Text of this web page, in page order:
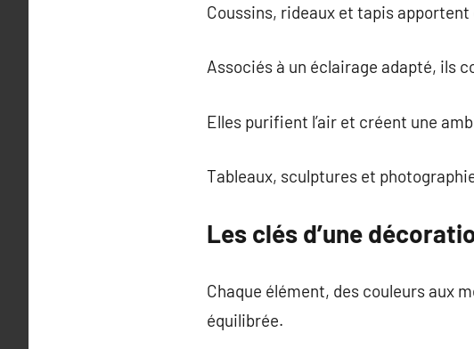
Coussins, rideaux et tapis
Associés à un éclairage adapté, ils
Elles purifient l’air et créent une
Tableaux, sculptures et
Les clés d’une
Chaque élément, des couleurs aux
équilibrée.